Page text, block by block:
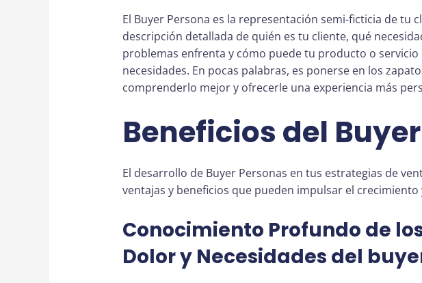
El Buyer Persona es la representación semi-ficticia de tu
descripción detallada de quién es tu cliente, qué
problemas enfrenta y cómo puede tu producto o servicio
necesidades. En pocas palabras, es ponerse en los
comprenderlo mejor y ofrecerle una experiencia más
Beneficios del
El desarrollo de Buyer Personas en tus estrategias de
ventajas y beneficios que pueden impulsar el crecimiento
Conocimiento Profundo de
Dolor y Necesidades del